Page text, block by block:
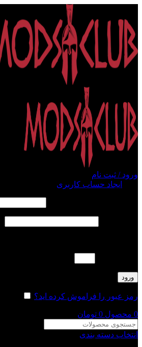
ورود / ثبت نام
ایجاد حساب کاربری
ورود
رمز عبور را فراموش کرده اید؟
0 محصول 0 تومان
انتخاب دسته بندی